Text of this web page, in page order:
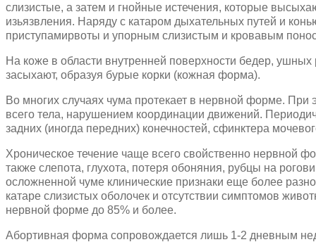
слизистые, а затем и гнойные истечения, которые
изьязвления. Наряду с катаром дыхательных путей и
приступамирвоты и упорным слизистым и кровавым
На коже в области внутренней поверхности бедер,
засыхают, образуя бурые корки (кожная форма).
Во многих случаях чума протекает в нервной форме. При
всего тела, нарушением координации движений.
задних (иногда передних) конечностей, сфинктера
Хроническое течение чаще всего свойственно нервной
также слепота, глухота, потеря обоняния, рубцы на
осложненной чуме клинические признаки еще более
катаре слизистых оболочек и отсутствии симптомов
нервной форме до 85% и более.
Абортивная форма сопровождается лишь 1-2 дневным